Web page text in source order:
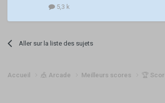
5,3 k
Aller sur la liste des sujets
Accueil 🎪 Arcade Meilleurs scores 🏆